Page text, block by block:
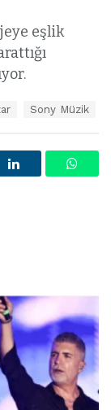
eşlik
Sony Müzik